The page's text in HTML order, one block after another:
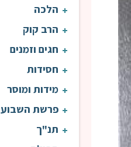
הלכה
הרב קוק
חגים וזמנים
חסידות
מידות ומוסר
פרשת השבוע
תנ"ך